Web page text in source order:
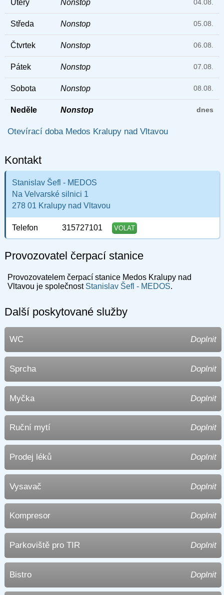
Úterý Nonstop 04.08.
Středa Nonstop 05.08.
Čtvrtek Nonstop 06.08.
Pátek Nonstop 07.08.
Sobota Nonstop 08.08.
Neděle Nonstop dnes
Otevírací doba Medos Kralupy nad Vltavou
Kontakt
Stanislav Šefl - MEDOS
Na Velvarské silnici 1
278 01 Kralupy nad Vltavou
Telefon 315727101 VOLAT
Provozovatel čerpací stanice
Provozovatelem čerpací stanice Medos Kralupy nad
Vltavou je společnost Stanislav Šefl - MEDOS.
Další poskytované služby
WC Doplnit
Sprcha Doplnit
Myčka Doplnit
Ruční mytí Doplnit
Prodej léků Doplnit
Vysavač Doplnit
Kompresor Doplnit
Parkoviště pro TIR Doplnit
Bistro Doplnit